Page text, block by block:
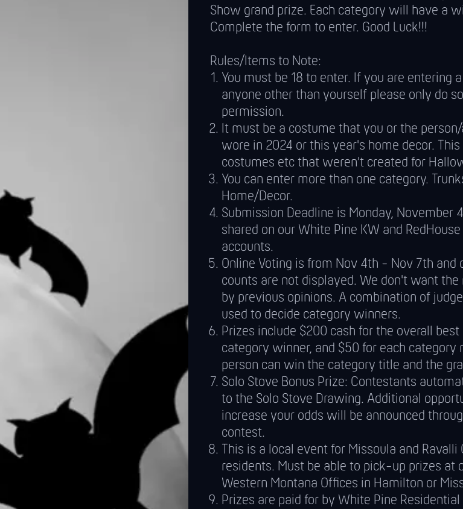
Show grand prize. Each category will have a
Complete the form to enter. Good Luck!!!
Rules/Items to Note:
You must be 18 to enter. If you are entering
anyone other than yourself please only do
permission.
It must be a costume that you or the
wore in 2024 or this year's home decor.
costumes etc that weren't created for
You can enter more than one category.
Home/Decor.
Submission Deadline is Monday, November
shared on our White Pine KW and
accounts.
Online Voting is from Nov 4th - Nov 7th and
counts are not displayed. We don't want
by previous opinions. A combination of
used to decide category winners.
Prizes include $200 cash for the overall
category winner, and $50 for each category
person can win the category title and the
Solo Stove Bonus Prize: Contestants
to the Solo Stove Drawing. Additional
increase your odds will be announced
contest.
This is a local event for Missoula and
residents. Must be able to pick-up prizes at
Western Montana Offices in Hamilton or
Prizes are paid for by White Pine